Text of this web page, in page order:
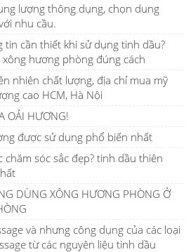
lượng thông dụng, chọn dung
nhu cầu.
cần thiết khi sử dụng tinh dầu?
hương phòng đúng cách
nhiên chất lượng, địa chỉ mua mỹ
cao HCM, Hà Nội
OẢI HƯƠNG!
được sử dụng phổ biến nhất
sóc sắc đẹp? tinh dầu thiên
DÙNG XÔNG HƯƠNG PHÒNG Ở
và nhưng công dụng của các loại
từ các nguyên liệu tinh dầu